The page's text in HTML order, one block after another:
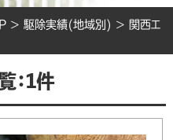
> 駆除実績(地域別) > 関西エ
：1件